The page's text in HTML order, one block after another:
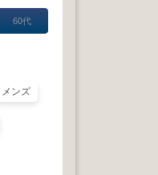
60代
メンズ